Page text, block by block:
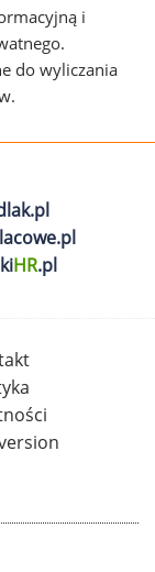
i
do wyliczania
HR.pl